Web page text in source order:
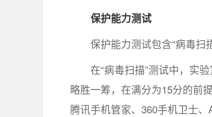
保护能力测试
保护能力测试包含“病毒扫
在“病毒扫描”测试中，实
略胜一筹，在满分为15分的前
腾讯手机管家、360手机卫士